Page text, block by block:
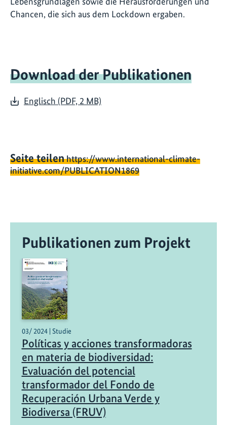
Chancen, die sich aus dem Lockdown ergaben.
Download der Publikationen
Englisch (PDF, 2 MB)
Seite teilenhttps://www.international-climate-
initiative.com/PUBLICATION1869
Publikationen zum Projekt
03/ 2024 | Studie
Políticas y acciones transformadoras
en materia de biodiversidad:
Evaluación del potencial
transformador del Fondo de
Recuperación Urbana Verde y
Biodiversa (FRUV)